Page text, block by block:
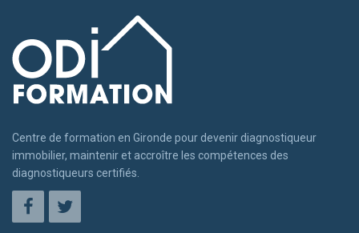
Centre de formation en Gironde pour devenir diagnostiqueur
immobilier, maintenir et accroître les compétences des
diagnostiqueurs certifiés.